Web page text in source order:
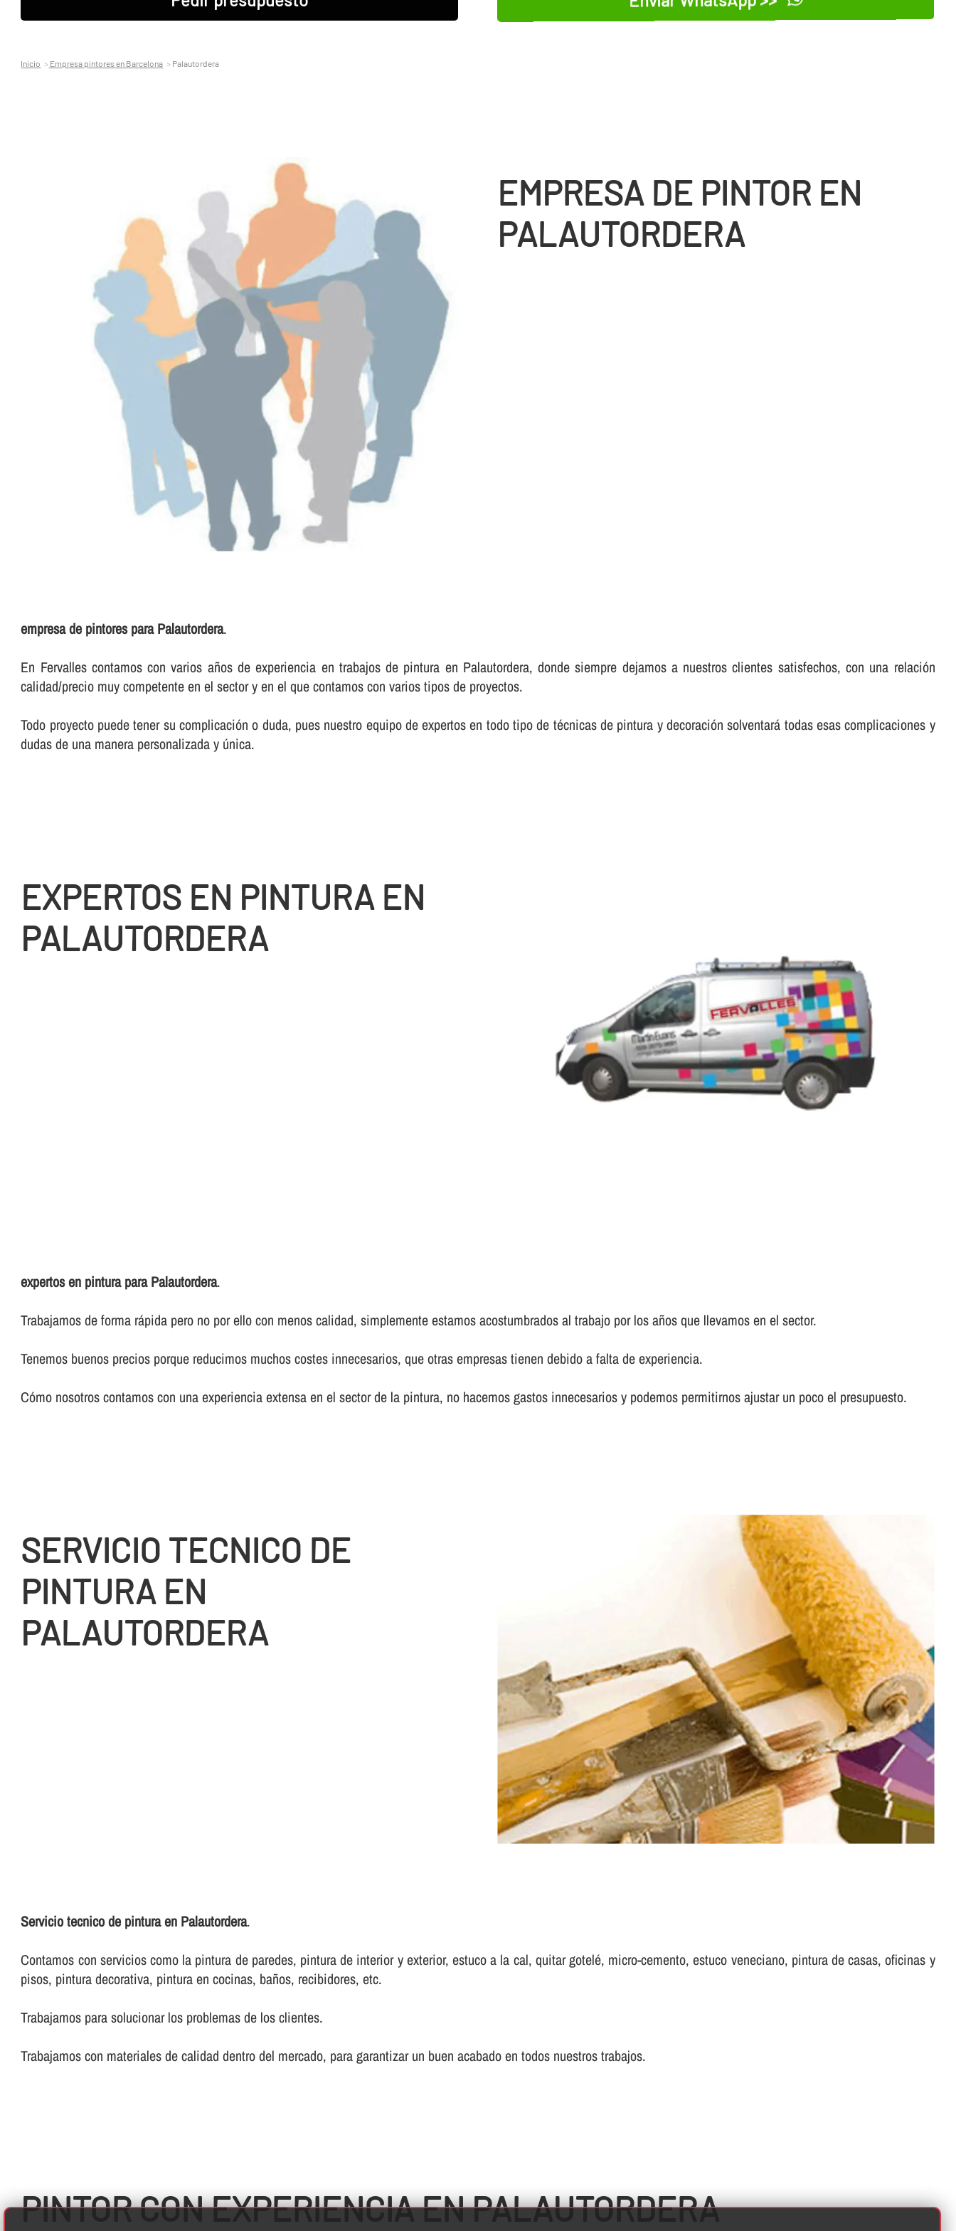
Inicio Empresa pintores en Barcelona Palautordera
EMPRESA DE PINTOR EN
PALAUTORDERA
empresa de pintores para Palautordera.
En Fervalles contamos con varios años de experiencia en trabajos de pintura en Palautordera, donde siempre dejamos a nuestros clientes satisfechos, con una relación
calidad/precio muy competente en el sector y en el que contamos con varios tipos de proyectos.
Todo proyecto puede tener su complicación o duda, pues nuestro equipo de expertos en todo tipo de técnicas de pintura y decoración solventará todas esas complicaciones y
dudas de una manera personalizada y única.
EXPERTOS EN PINTURA EN
PALAUTORDERA
expertos en pintura para Palautordera.
Trabajamos de forma rápida pero no por ello con menos calidad, simplemente estamos acostumbrados al trabajo por los años que llevamos en el sector.
Tenemos buenos precios porque reducimos muchos costes innecesarios, que otras empresas tienen debido a falta de experiencia.
Cómo nosotros contamos con una experiencia extensa en el sector de la pintura, no hacemos gastos innecesarios y podemos permitirnos ajustar un poco el presupuesto.
SERVICIO TECNICO DE
PINTURA EN
PALAUTORDERA
Servicio tecnico de pintura en Palautordera.
Contamos con servicios como la pintura de paredes, pintura de interior y exterior, estuco a la cal, quitar gotelé, micro-cemento, estuco veneciano, pintura de casas, oficinas y
pisos, pintura decorativa, pintura en cocinas, baños, recibidores, etc.
Trabajamos para solucionar los problemas de los clientes.
Trabajamos con materiales de calidad dentro del mercado, para garantizar un buen acabado en todos nuestros trabajos.
PINTOR CON EXPERIENCIA EN PALAUTORDERA